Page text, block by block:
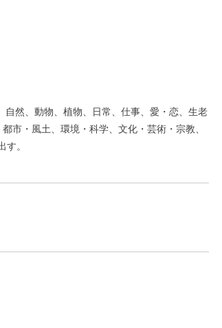
然、動物、植物、日常、仕事、愛・恋、生老
市・風土、環境・科学、文化・芸術・宗教、
。